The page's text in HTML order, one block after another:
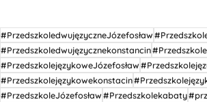
#PrzedszkoledwujęzyczneJózefosław
#Przedszkoledwujęzycznekonstancin
#PrzedszkolejęzykoweJózefosław
#Przedszkolejęzykowekonstacin
#PrzedszkoleJózefosław#Przedszkolekabaty